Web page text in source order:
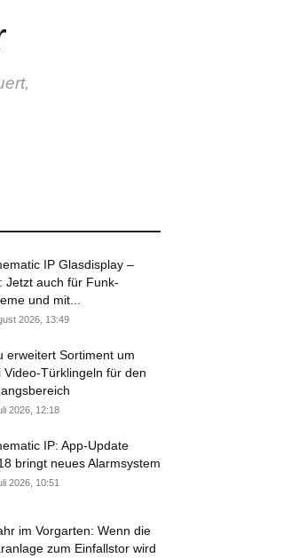
IP Glasdisplay –
Jetzt auch für Funk-
und mit...
2026, 13:49
erweitert Sortiment um
Video-Türklingeln für den
2026, 12:18
IP: App-Update
bringt neues Alarmsystem
2026, 10:51
im Vorgarten: Wenn die
zum Einfallstor wird